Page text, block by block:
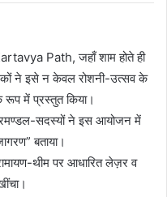
Path, जहाँ शाम होते ही
ने इसे न केवल रोशनी-उत्सव के
रूप में प्रस्तुत किया।
सदस्यों ने इस आयोजन में
बताया।
थीम पर आधारित लेज़र व